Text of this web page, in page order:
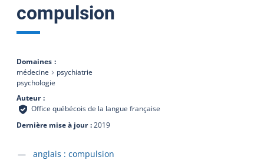
compulsion
Domaines
médecine
psychiatrie
psychologie
Auteur
Office québécois de la langue française
Dernière mise à jour 2019
Accéder à la fiche en
anglais : compulsion